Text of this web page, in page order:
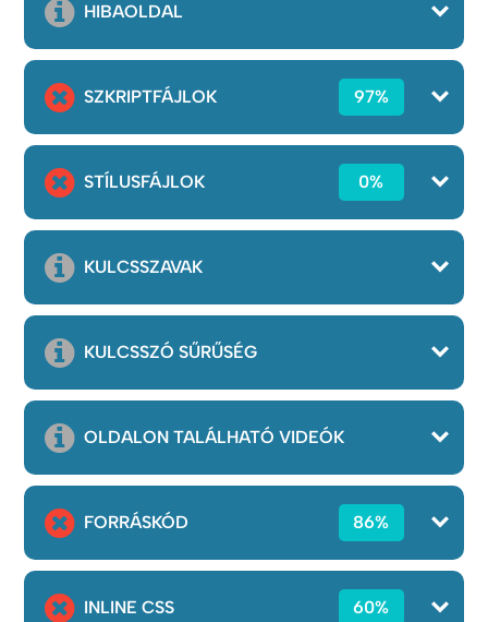
HIBAOLDAL
SZKRIPTFÁJLOK 97%
STÍLUSFÁJLOK 0%
KULCSSZAVAK
KULCSSZÓ SŰRŰSÉG
OLDALON TALÁLHATÓ VIDEÓK
FORRÁSKÓD 86%
INLINE CSS 60%